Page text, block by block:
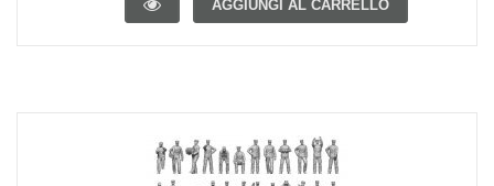
AGGIUNGI AL CARRELLO